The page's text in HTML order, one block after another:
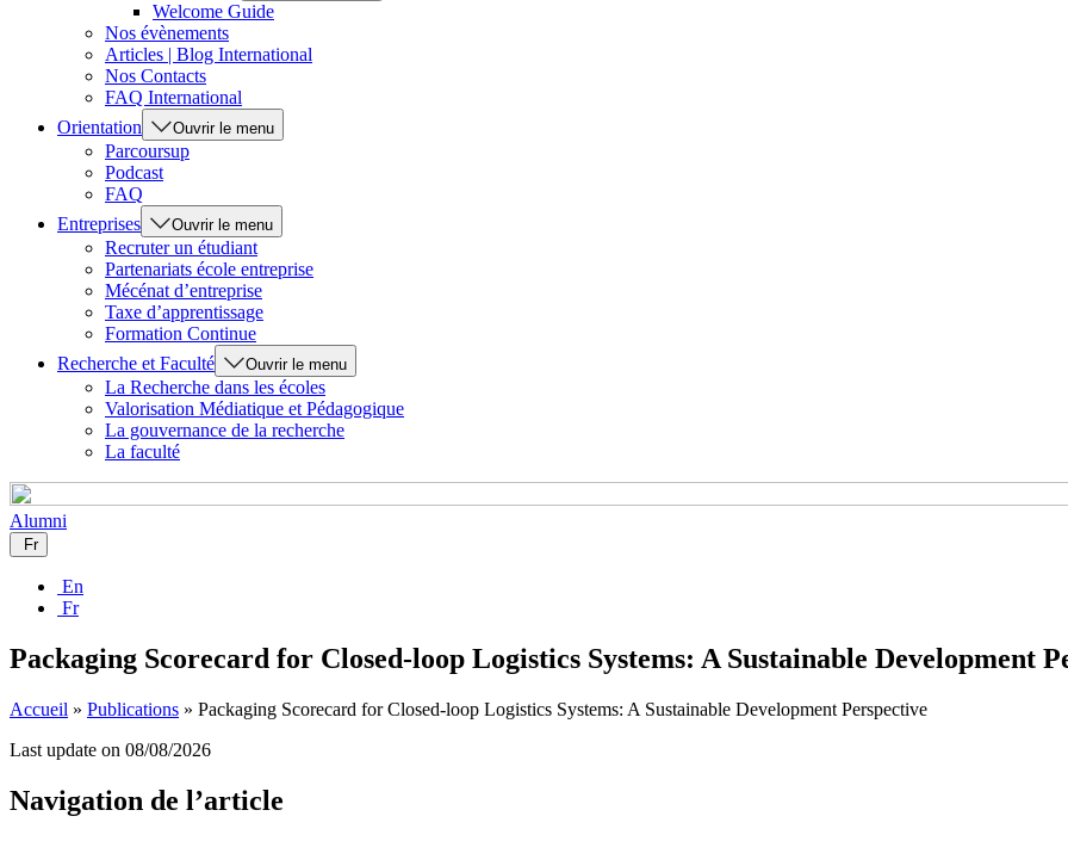
Welcome Guide
Nos évènements
Articles | Blog International
Nos Contacts
FAQ International
Orientation
Ouvrir le menu
Parcoursup
Podcast
FAQ
Entreprises
Ouvrir le menu
Recruter un étudiant
Partenariats école entreprise
Mécénat d’entreprise
Taxe d’apprentissage
Formation Continue
Recherche et Faculté
Ouvrir le menu
La Recherche dans les écoles
Valorisation Médiatique et Pédagogique
La gouvernance de la recherche
La faculté
Alumni
Fr
En
Fr
Packaging Scorecard for Closed-loop Logistics Systems: A Sustainable Development
Accueil » Publications » Packaging Scorecard for Closed-loop Logistics Systems: A Sustainable Development Perspective
Last update on 08/08/2026
Navigation de l’article